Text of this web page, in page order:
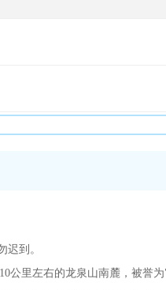
迟到。
公里左右的龙泉山南麓，被誉